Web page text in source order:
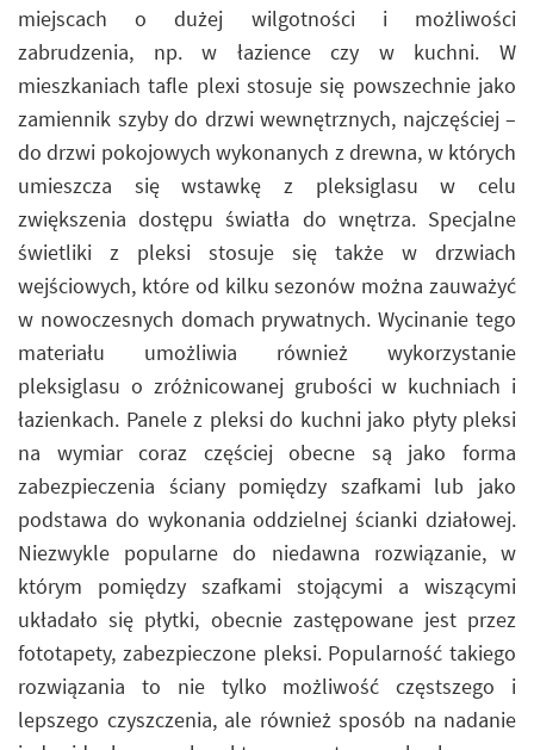
miejscach o dużej wilgotności i możliwości
zabrudzenia, np. w łazience czy w kuchni. W
mieszkaniach tafle plexi stosuje się powszechnie jako
zamiennik szyby do drzwi wewnętrznych, najczęściej –
do drzwi pokojowych wykonanych z drewna, w których
umieszcza się wstawkę z pleksiglasu w celu
zwiększenia dostępu światła do wnętrza. Specjalne
świetliki z pleksi stosuje się także w drzwiach
wejściowych, które od kilku sezonów można zauważyć
w nowoczesnych domach prywatnych. Wycinanie tego
materiału umożliwia również wykorzystanie
pleksiglasu o zróżnicowanej grubości w kuchniach i
łazienkach. Panele z pleksi do kuchni jako płyty pleksi
na wymiar coraz częściej obecne są jako forma
zabezpieczenia ściany pomiędzy szafkami lub jako
podstawa do wykonania oddzielnej ścianki działowej.
Niezwykle popularne do niedawna rozwiązanie, w
którym pomiędzy szafkami stojącymi a wiszącymi
układało się płytki, obecnie zastępowane jest przez
fototapety, zabezpieczone pleksi. Popularność takiego
rozwiązania to nie tylko możliwość częstszego i
lepszego czyszczenia, ale również sposób na nadanie